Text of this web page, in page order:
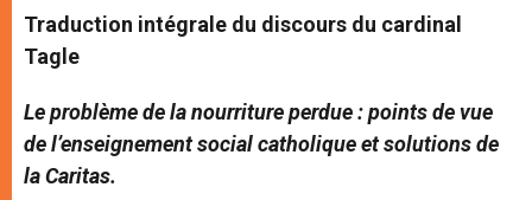
Traduction intégrale du discours du cardinal
Tagle
Le problème de la nourriture perdue : points de vue
de l’enseignement social catholique et solutions de
la Caritas.